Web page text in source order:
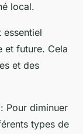
local.
essentiel
et future. Cela
et des
: Pour diminuer
types de